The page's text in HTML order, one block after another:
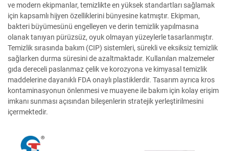
ve modern ekipmanlar, temizlikte en yüksek standartları sağlamak
için kapsamlı hijyen özelliklerini bünyesine katmıştır. Ekipman,
bakteri büyümesünü engelleyen ve derin temizlik yapılmasına
olanak tanıyan pürüzsüz, oyuk olmayan yüzeylerle tasarlanmıştır.
Temizlik sırasında bakım (CIP) sistemleri, sürekli ve eksiksiz temizlik
sağlarken durma süresini de azaltmaktadır. Kullanılan malzemeler
gıda dereceli paslanmaz çelik ve korozyona ve kimyasal temizlik
maddelerine dayanıklı FDA onaylı plastiklerdir. Tasarım ayrıca kros
kontaminasyonun önlenmesi ve muayene ile bakım için kolay erişim
imkanı sunması açısından bileşenlerin stratejik yerleştirilmesini
içermektedir.